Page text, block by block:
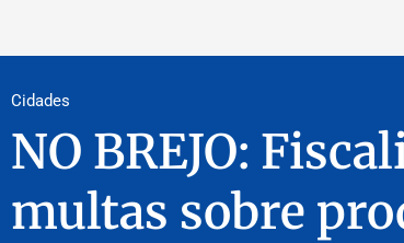
Cidades
NO BREJO:
multas sobre